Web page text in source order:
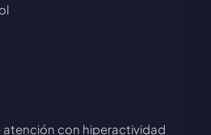
con hiperactividad